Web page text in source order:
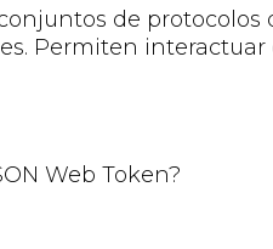
de protocolos
Permiten interactuar
Web Token?